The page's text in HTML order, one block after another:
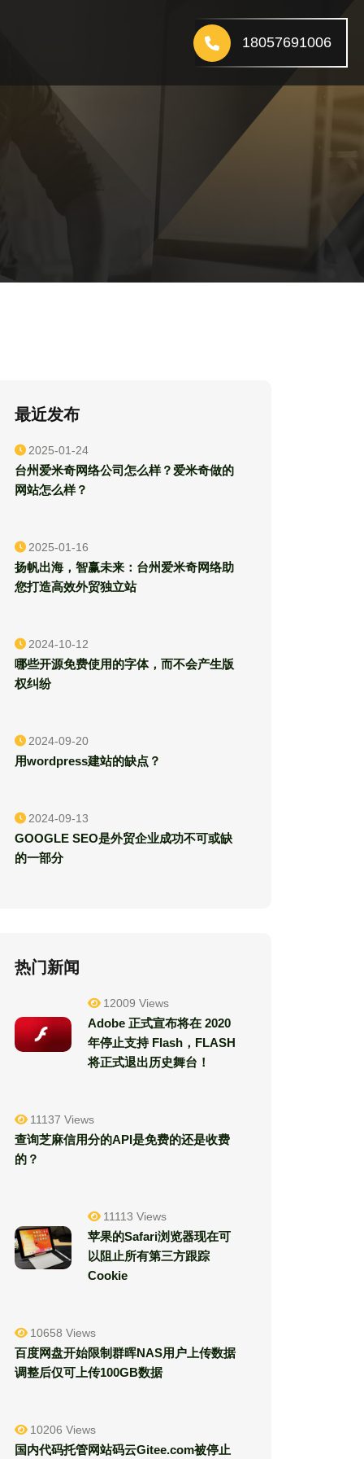
18057691006
最近发布
2025-01-24
台州爱米奇网络公司怎么样？爱米奇做的
网站怎么样？
2025-01-16
扬帆出海，智赢未来：台州爱米奇网络助
您打造高效外贸独立站
2024-10-12
哪些开源免费使用的字体，而不会产生版
权纠纷
2024-09-20
用wordpress建站的缺点？
2024-09-13
GOOGLE SEO是外贸企业成功不可或缺
的一部分
热门新闻
12009 Views
Adobe 正式宣布将在 2020
年停止支持 Flash，FLASH
将正式退出历史舞台！
11137 Views
查询芝麻信用分的API是免费的还是收费
的？
11113 Views
苹果的Safari浏览器现在可
以阻止所有第三方跟踪
Cookie
10658 Views
百度网盘开始限制群晖NAS用户上传数据
调整后仅可上传100GB数据
10206 Views
国内代码托管网站码云Gitee.com被停止